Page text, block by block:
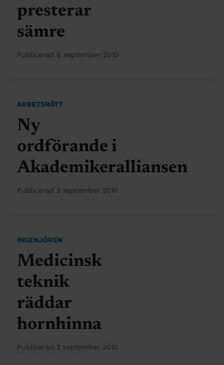
presterar
sämre
Publicerad 6 september 2010
ARBETSRÄTT
Ny
ordförande i
Akademikeralliansen
Publicerad 3 september 2010
INGENJÖREN
Medicinsk
teknik
räddar
hornhinna
Publicerad 2 september 2010